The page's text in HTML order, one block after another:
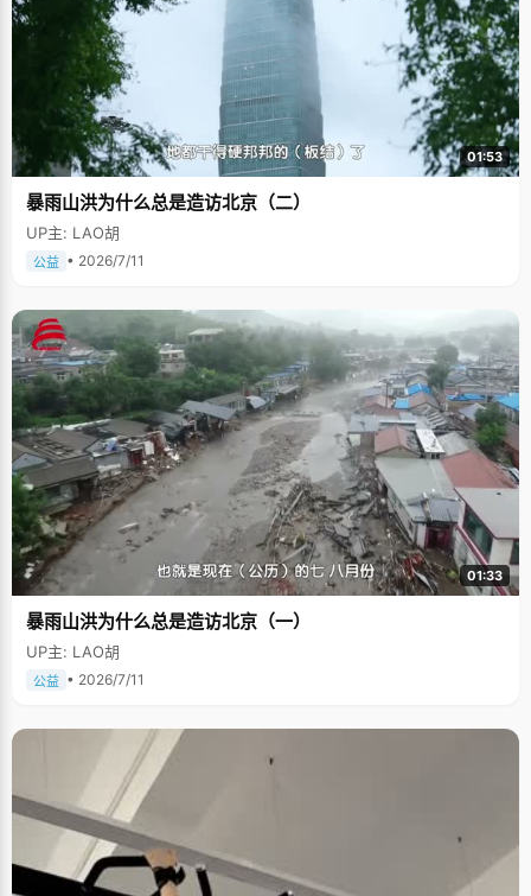
01:53
暴雨山洪为什么总是造访北京（二）
UP主: LAO胡
公益 • 2026/7/11
01:33
暴雨山洪为什么总是造访北京（一）
UP主: LAO胡
公益 • 2026/7/11